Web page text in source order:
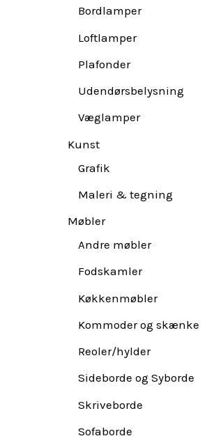
Bordlamper
Loftlamper
Plafonder
Udendørsbelysning
Væglamper
Kunst
Grafik
Maleri & tegning
Møbler
Andre møbler
Fodskamler
Køkkenmøbler
Kommoder og skænke
Reoler/hylder
Sideborde og Syborde
Skriveborde
Sofaborde